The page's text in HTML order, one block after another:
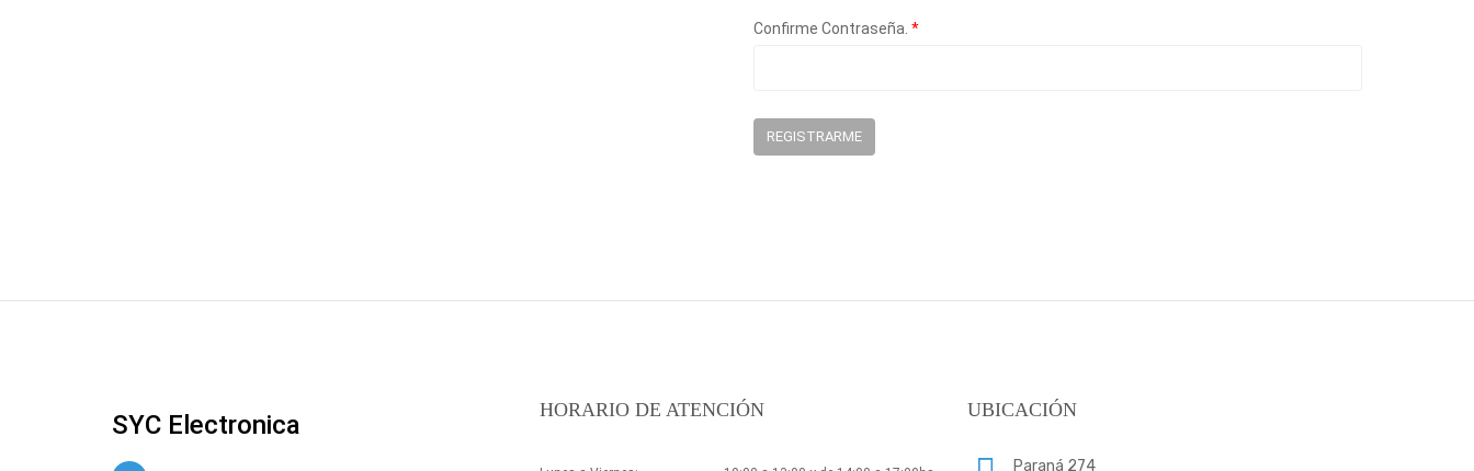
Confirme Contraseña. *
REGISTRARME
SYC Electronica HORARIO DE ATENCIÓN UBICACIÓN
Paraná 274